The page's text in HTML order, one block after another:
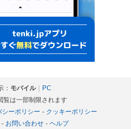
： モバイル｜ PC
覧は一部制限されます
シーポリシー - クッキーポリシー
お問い合わせ- ヘルプ